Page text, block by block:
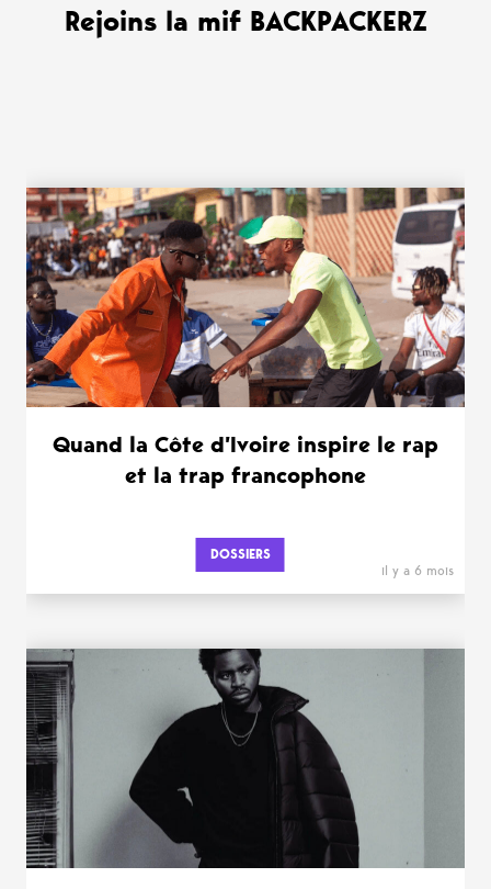
Rejoins la mif BACKPACKERZ
WANT MORE ?
Quand la Côte d’Ivoire inspire le rap
et la trap francophone
DOSSIERS
il y a 6 mois